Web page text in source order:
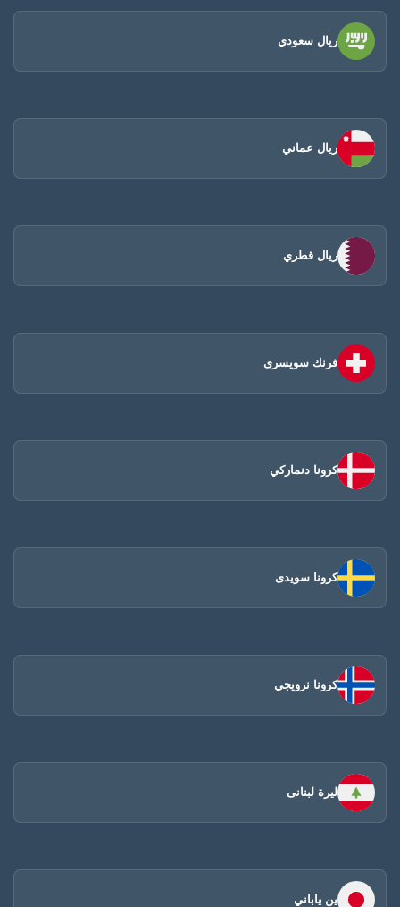
ريال سعودي
ريال عماني
ريال قطري
فرنك سويسرى
كرونا دنماركي
كرونا سويدى
كرونا نرويجي
ليرة لبنانى
ين ياباني